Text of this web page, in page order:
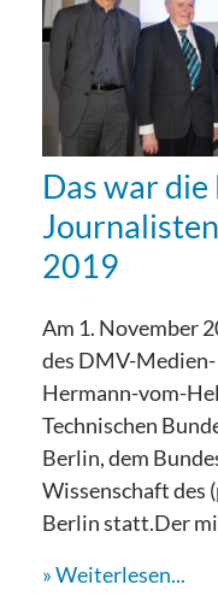
Das war
2019
Am 1. November
des DMV-
Hermann-vom-
Technischen
Berlin, dem
Wissenschaft des
Berlin statt.Der
Weiterlesen...